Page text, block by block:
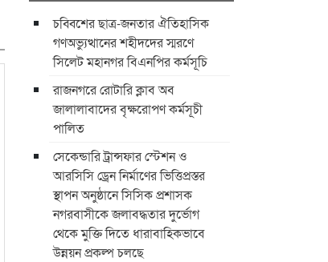
চব্বিশের ছাত্র-জনতার ঐতিহাসিক
গণঅভ্যুত্থানের শহীদদের স্মরণে
সিলেট মহানগর বিএনপির কর্মসূচি
রাজনগরে রোটারি ক্লাব অব
জালালাবাদের বৃক্ষরোপণ কর্মসূচী
পালিত
সেকেন্ডারি ট্রান্সফার স্টেশন ও
আরসিসি ড্রেন নির্মাণের ভিত্তিপ্রস্তর
স্থাপন অনুষ্ঠানে সিসিক প্রশাসক
নগরবাসীকে জলাবদ্ধতার দুর্ভোগ
থেকে মুক্তি দিতে ধারাবাহিকভাবে
উন্নয়ন প্রকল্প চলছে